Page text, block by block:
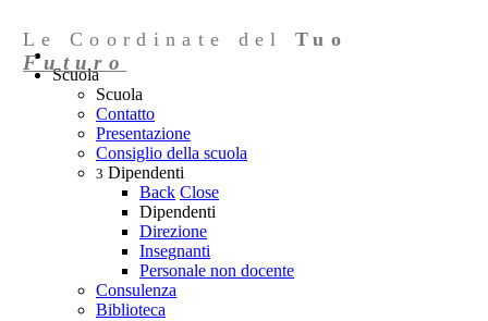
Le Coordinate delTuo
Futuro
Scuola
Scuola
Contatto
Presentazione
Consiglio della scuola
3 Dipendenti
Back Close
Dipendenti
Direzione
Insegnanti
Personale non docente
Consulenza
Biblioteca